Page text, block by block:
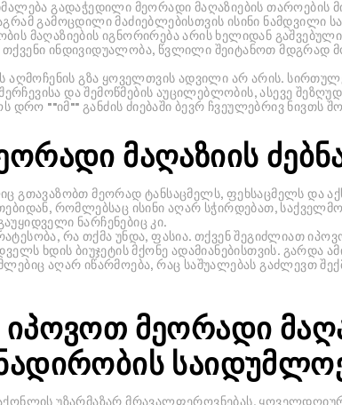
გადაჭედილი მეორადი მაღაზიების თაროების
გამოცდილი მაძიებლებისთვის ისინი ნამდვილი
მაღაზიების იგნორირება არის ხელიდან
ინდივიდუალობა, წვლილი შეიტანოთ მდგრად
აღმოჩენის გზა ყოველთვის ადვილი არ არის.
და შემოწმების აუცილებლობის, ასევე
დრო ""იმ"" განძის ძიებაში ბევრ ჩვეულებრივ ნივთს
მაღაზიის
გთავაზობთ მეორად ტანსაცმელს, ფეხსაცმელს და
რომლებსაც ისინი აღარ სჭირდებათ,
ნარჩენებიც კი.
რა თქმა უნდა, ფასია. თქვენ შეგიძლიათ
ხდის ბიუჯეტის მქონე ადამიანებისთვის. გარდა
აღარ იწარმოება, რაც საშუალებას გაძლევთ
მეორადი
უზარმაზარ მრავალფეროვნებას,